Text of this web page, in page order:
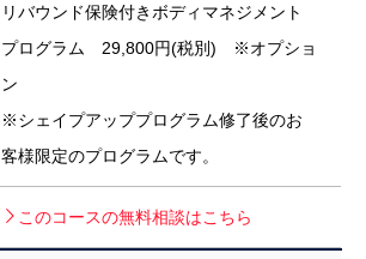
リバウンド保険付きボディマネジメント
プログラム 29,800円(税別) ※オプショ
ン
※シェイプアッププログラム修了後のお
客様限定のプログラムです。
このコースの無料相談はこちら